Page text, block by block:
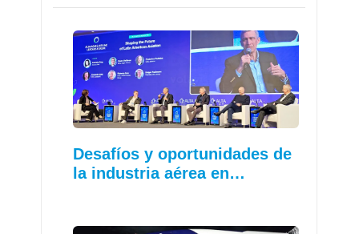
Desafíos y oportunidades de
la industria aérea en…